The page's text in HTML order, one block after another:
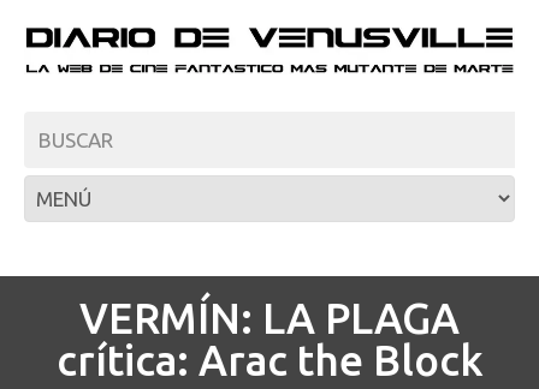
VERMÍN: LA PLAGA
crítica: Arac the Block